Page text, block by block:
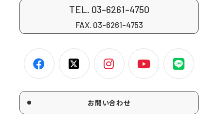
TEL. 03-6261-4750
FAX. 03-6261-4753
お問い合わせ